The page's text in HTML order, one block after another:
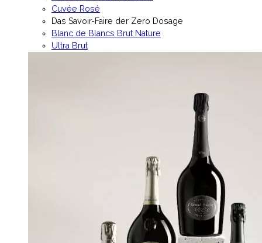
Cuvée Rosé
Das Savoir-Faire der Zero Dosage
Blanc de Blancs Brut Nature
Ultra Brut